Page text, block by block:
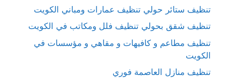
تنظيف ستائر حولي تنظيف عمارات ومباني الكويت
تنظيف شقق بحولي تنظيف فلل ومكاتب في الكويت
تنظيف مطاعم و كافيهات و مقاهي و مؤسسات في
الكويت
تنظيف منازل العاصمة فوري